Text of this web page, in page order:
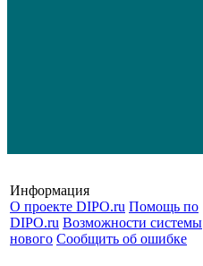
Информация
О проекте DIPO.ru Помощь по
DIPO.ru Возможности системы
нового Сообщить об ошибке